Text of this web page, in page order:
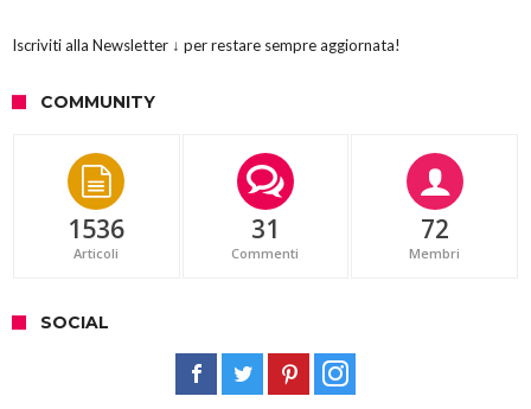
Iscriviti alla Newsletter ↓ per restare sempre aggiornata!
COMMUNITY
1536
Articoli
31
Commenti
72
Membri
SOCIAL